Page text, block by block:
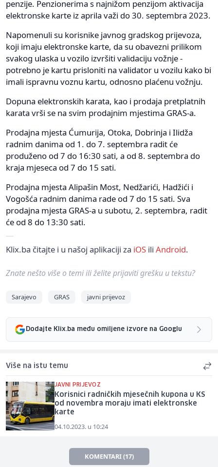
penzije. Penzionerima s najnižom penzijom aktivacija
elektronske karte iz aprila važi do 30. septembra 2023.
Napomenuli su korisnike javnog gradskog prijevoza,
koji imaju elektronske karte, da su obavezni prilikom
svakog ulaska u vozilo izvršiti validaciju vožnje -
potrebno je kartu prisloniti na validator u vozilu kako bi
imali ispravnu voznu kartu, odnosno plaćenu vožnju.
Dopuna elektronskih karata, kao i prodaja pretplatnih
karata vrši se na svim prodajnim mjestima GRAS-a.
Prodajna mjesta Ćumurija, Otoka, Dobrinja i Ilidža
radnim danima od 1. do 7. septembra radit će
produženo od 7 do 16:30 sati, a od 8. septembra do
kraja mjeseca od 7 do 15 sati.
Prodajna mjesta Alipašin Most, Nedžarići, Hadžići i
Vogošća radnim danima rade od 7 do 15 sati. Sva
prodajna mjesta GRAS-a u subotu, 2. septembra, radit
će od 8 do 13:30 sati.
Klix.ba čitajte i u našoj aplikaciji za iOS ili Android.
Znate nešto više o temi ili želite prijaviti grešku u tekstu?
Sarajevo GRAS javni prijevoz
Dodajte Klix.ba među omiljene izvore na Googlu
Više na istu temu
JAVNI PRIJEVOZ
Korisnici radničkih mjesečnih kupona u KS
od novembra moraju imati elektronske
karte
04.10.2023. u 10:24
KOMENTARI (17)